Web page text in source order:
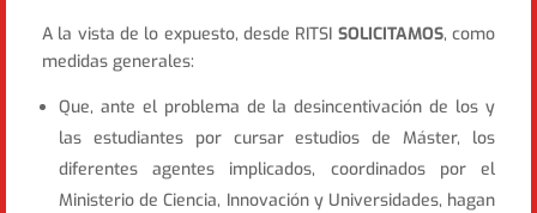
A la vista de lo expuesto, desde RITSI SOLICITAMOS, como
medidas generales:
Que, ante el problema de la desincentivación de los y
las estudiantes por cursar estudios de Máster, los
diferentes agentes implicados, coordinados por el
Ministerio de Ciencia, Innovación y Universidades, hagan